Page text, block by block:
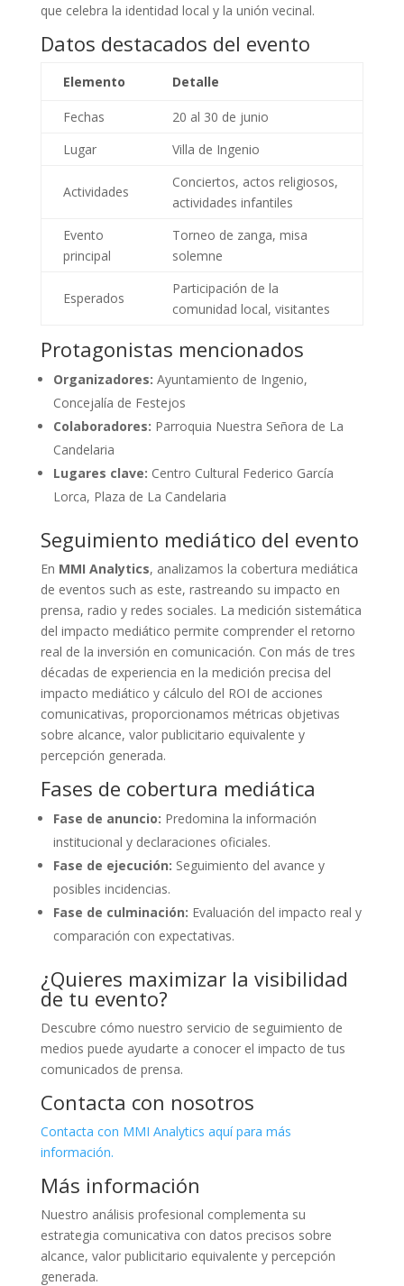
que celebra la identidad local y la unión vecinal.
Datos destacados del evento
Elemento Detalle
Fechas
20 al 30 de junio
Lugar
Villa de Ingenio
Actividades
Conciertos, actos religiosos,
actividades infantiles
Evento
principal
Torneo de zanga, misa
solemne
Esperados
Participación de la
comunidad local, visitantes
Protagonistas mencionados
Organizadores: Ayuntamiento de Ingenio,
Concejalía de Festejos
Colaboradores: Parroquia Nuestra Señora de La
Candelaria
Lugares clave: Centro Cultural Federico García
Lorca, Plaza de La Candelaria
Seguimiento mediático del evento
En MMI Analytics, analizamos la cobertura mediática
de eventos such as este, rastreando su impacto en
prensa, radio y redes sociales. La medición sistemática
del impacto mediático permite comprender el retorno
real de la inversión en comunicación. Con más de tres
décadas de experiencia en la medición precisa del
impacto mediático y cálculo del ROI de acciones
comunicativas, proporcionamos métricas objetivas
sobre alcance, valor publicitario equivalente y
percepción generada.
Fases de cobertura mediática
Fase de anuncio: Predomina la información
institucional y declaraciones oficiales.
Fase de ejecución: Seguimiento del avance y
posibles incidencias.
Fase de culminación: Evaluación del impacto real y
comparación con expectativas.
¿Quieres maximizar la visibilidad
de tu evento?
Descubre cómo nuestro servicio de seguimiento de
medios puede ayudarte a conocer el impacto de tus
comunicados de prensa.
Contacta con nosotros
Contacta con MMI Analytics aquí para más
información.
Más información
Nuestro análisis profesional complementa su
estrategia comunicativa con datos precisos sobre
alcance, valor publicitario equivalente y percepción
generada.